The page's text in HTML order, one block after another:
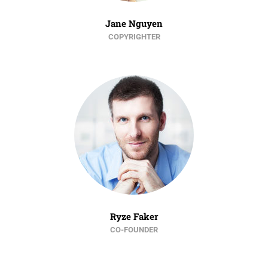
Jane Nguyen
COPYRIGHTER
Ryze Faker
CO-FOUNDER